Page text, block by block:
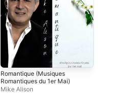
Romantique (Musiques
Romantiques du 1er Mai)
Mike Alison